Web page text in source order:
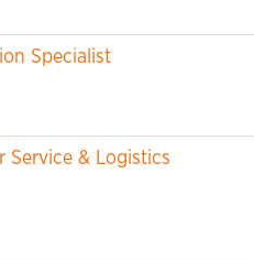
Specialist
Service & Logistics